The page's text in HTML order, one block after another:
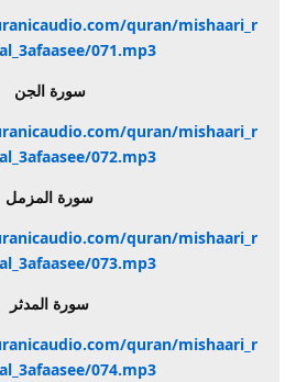
quran/mishaari_r
071.mp3
سورة الجن
quran/mishaari_r
072.mp3
سورة المزمل
quran/mishaari_r
073.mp3
سورة المدثر
quran/mishaari_r
074.mp3